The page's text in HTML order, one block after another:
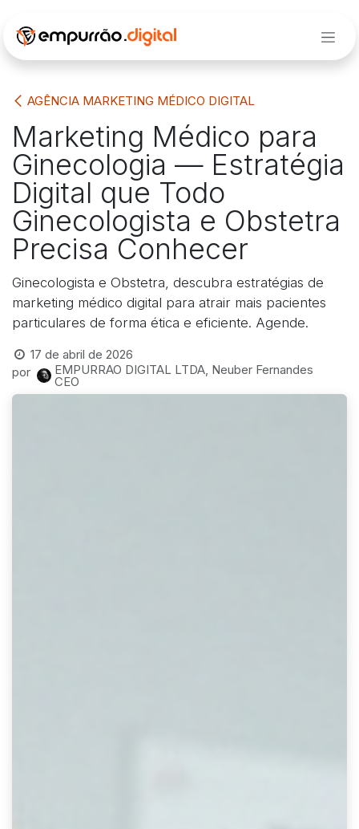
AGÊNCIA MARKETING MÉDICO DIGITAL
Marketing Médico para
Ginecologia — Estratégia
Digital que Todo
Ginecologista e Obstetra
Precisa Conhecer
Ginecologista e Obstetra, descubra estratégias de
marketing médico digital para atrair mais pacientes
particulares de forma ética e eficiente. Agende.
17 de abril de 2026
por
EMPURRAO DIGITAL LTDA, Neuber Fernandes
CEO